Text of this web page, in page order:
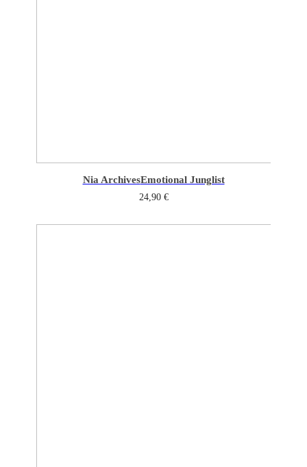
Nia ArchivesEmotional Junglist
24,90 €